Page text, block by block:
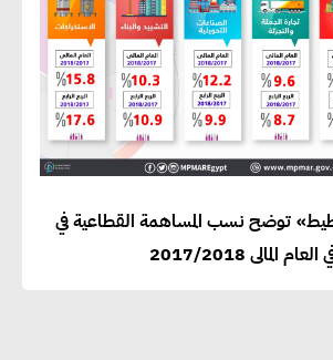
توضح نسب المساهمة القطاعية في
2017/2018